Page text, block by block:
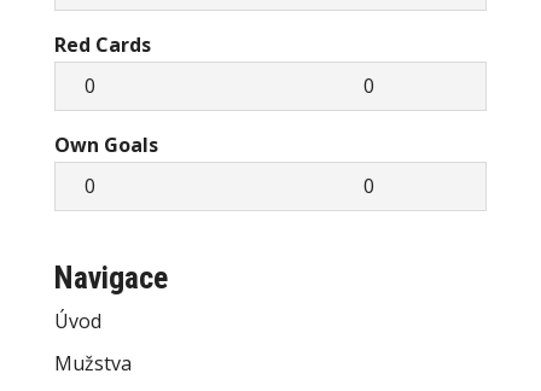
Red Cards
0
0
Own Goals
0
0
Navigace
Úvod
Mužstva